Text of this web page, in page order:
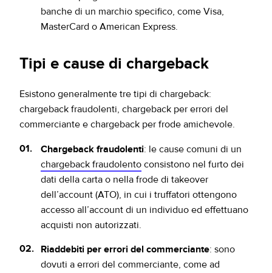
banche di un marchio specifico, come Visa,
MasterCard o American Express.
Tipi e cause di chargeback
Esistono generalmente tre tipi di chargeback:
chargeback fraudolenti, chargeback per errori del
commerciante e chargeback per frode amichevole.
Chargeback fraudolenti: le cause comuni di un
chargeback fraudolento consistono nel furto dei
dati della carta o nella frode di takeover
dell’account (ATO), in cui i truffatori ottengono
accesso all’account di un individuo ed effettuano
acquisti non autorizzati.
Riaddebiti per errori del commerciante: sono
dovuti a errori del commerciante, come ad